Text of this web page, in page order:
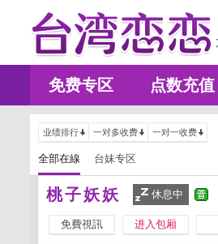
免费专区 点数充值
业绩排行 一对多收费 一对一收费
全部在線 台妹专区
桃子妖妖 休息中
免費視訊 进入包厢